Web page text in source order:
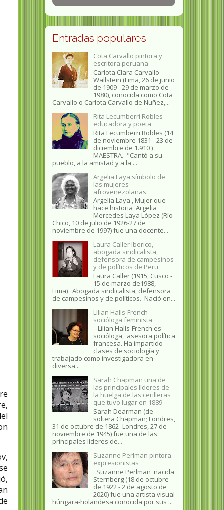
Entradas populares
Cota Carvallo pintora y
escritora peruana
Carlota Clara Carvallo
Wallstein (Lima, 26 de junio
de 1909 - 29 de marzo de
1980), conocida como Cota
Carvallo o Carlota Carvallo de Nuñez,...
Rita Lecumberri Robles
educadora y poeta
Rita Lecumberri Robles (14
de noviembre 1831- 23 de
diciembre de 1.910 )
MAESTRA.- "Cantó a su
pueblo, a la amistad y a la ...
Argelia Laya símbolo de
las mujeres
afrovenezolanas
Argelia Laya , Mujer que
hace historia Argelia
Mercedes Laya López (Río
Chico, 10 de julio de 1926-27 de
noviembre de 1997) fue una docente...
Laura Caller Iberico,
abogada sindicalista,
defensora de campesinos
y de políticos de Peru
Laura Caller (1915, Cusco -
15 de marzo de1988,
Lima) Abogada sindicalista, defensora
de campesinos y de políticos. Nació en...
Lilian Halls-French
socióloga feminista
Lilian Halls-French es
socióloga, asesora política
francesa. Ha impartido
clases de sociología y
trabajado como investigadora en
diversa...
Sarah Chapman una de
las principales líderes de
la huelga de las cerilleras
que tuvo lugar en 1889
Sarah Dearman (de
soltera Chapman; Londres,
31 de octubre de 1862​- Londres, 27 de
noviembre de 1945)​ fue una de las
principales líderes de...
Suzanne Perlman pintora
expresionistas
Suzanne Perlman nacida
Sternberg (18 de octubre
de 1922 - 2 de agosto de
2020) fue una artista visual
húngara-holandesa conocida por sus ...